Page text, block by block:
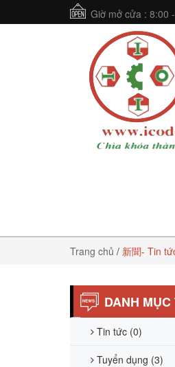
Giờ mở cửa : 8:00
Trang chủ / 新聞- Tin
DANH
Tin tức (0)
Tuyển dụng (3)